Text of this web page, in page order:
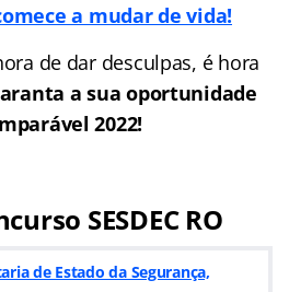
a mudar de vida!
de dar desculpas, é hora
a sua oportunidade
2022!
SESDEC RO
de Estado da Segurança,